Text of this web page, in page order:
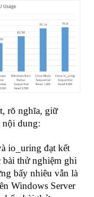
rõ nghĩa, giữ
nội dung:
io_uring đạt kết
bài thử nghiệm ghi
bấy nhiêu vẫn là
Windows Server